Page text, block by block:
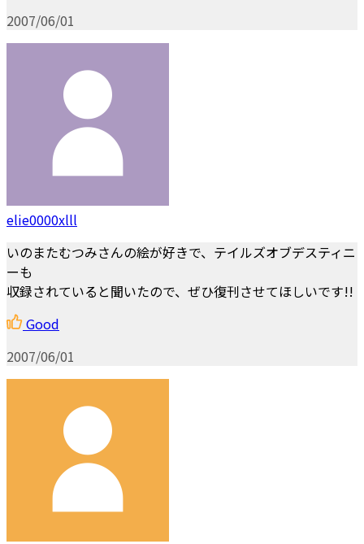
2007/06/01
elie0000xlll
いのまたむつみさんの絵が好きで、テイルズオブデスティニ
ーも
収録されていると聞いたので、ぜひ復刊させてほしいです!!
Good
2007/06/01